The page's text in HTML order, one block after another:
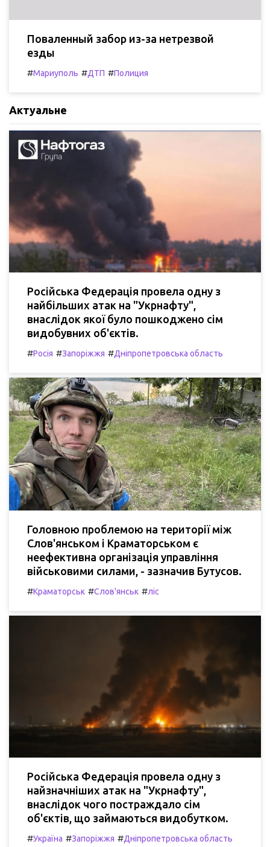
Поваленный забор из-за нетрезвой
езды
#Мариуполь #ДТП #Полиция
Актуальне
Російська Федерація провела одну з
найбільших атак на "Укрнафту",
внаслідок якої було пошкоджено сім
видобувних об'єктів.
#Росія #Запоріжжя #Дніпропетровська область
Головною проблемою на території між
Слов'янськом і Краматорськом є
неефективна організація управління
військовими силами, - зазначив Бутусов.
#Краматорськ #Слов'янськ #ліс
Російська Федерація провела одну з
найзначніших атак на "Укрнафту",
внаслідок чого постраждало сім
об'єктів, що займаються видобутком.
#Україна #Запоріжжя #Дніпропетровська область